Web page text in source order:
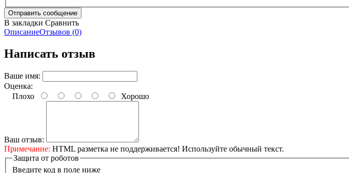
В закладки Сравнить
ОписаниеОтзывов (0)
Написать отзыв
Ваше имя:
Оценка:
Плохо
Хорошо
Ваш отзыв:
Примечание: HTML разметка не поддерживается! Используйте обычный текст.
Защита от роботов
Введите код в поле ниже